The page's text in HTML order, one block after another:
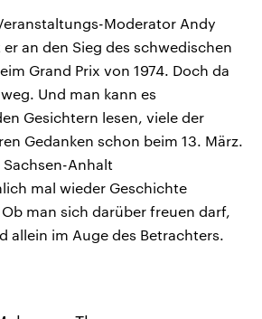
Moderator Andy
an den Sieg des schwedischen
Grand Prix von 1974. Doch da
Und man kann es
Gesichtern lesen, viele der
Gedanken schon beim 13. März.
Sachsen-Anhalt
mal wieder Geschichte
man sich darüber freuen darf,
allein im Auge des Betrachters.